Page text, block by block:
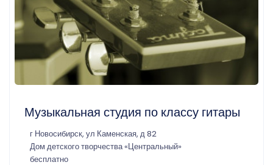
Музыкальная студия по классу гитары
г Новосибирск, ул Каменская, д 82
Дом детского творчества «Центральный»
бесплатно